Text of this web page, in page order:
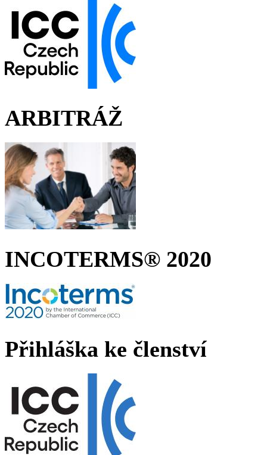
ARBITRÁŽ
INCOTERMS® 2020
Přihláška ke členství